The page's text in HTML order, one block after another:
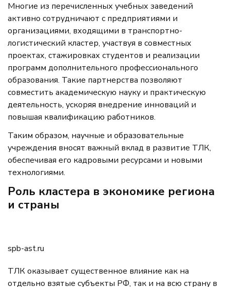
Многие из перечисленных учебных заведений
активно сотрудничают с предприятиями и
организациями, входящими в транспортно-
логистический кластер, участвуя в совместных
проектах, стажировках студентов и реализации
программ дополнительного профессионального
образования. Такие партнерства позволяют
совместить академическую науку и практическую
деятельность, ускоряя внедрение инноваций и
повышая квалификацию работников.
Таким образом, научные и образовательные
учреждения вносят важный вклад в развитие ТЛК,
обеспечивая его кадровыми ресурсами и новыми
технологиями.
Роль кластера в экономике региона
и страны
spb-ast.ru
ТЛК оказывает существенное влияние как на
отдельно взятые субъекты РФ, так и на всю страну в